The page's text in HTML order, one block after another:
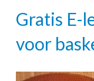
Gratis E-
voor